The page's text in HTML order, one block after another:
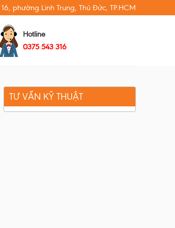
phường Linh Trung, Thủ Đức, TP.HCM
Hotline
0375 543 316
TƯ VẤN KỸ THUẬT